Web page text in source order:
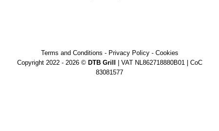
Terms and Conditions - Privacy Policy- Cookies
Copyright 2022 - 2026 © DTB Grill
| VAT NL862718880B01 | CoC
83081577